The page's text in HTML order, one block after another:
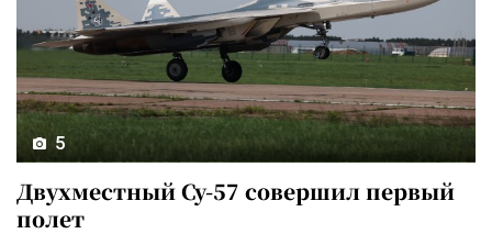
5
Двухместный Су-57 совершил первый
полет